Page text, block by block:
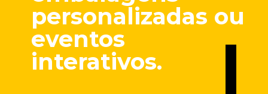
personalizadas ou
eventos
interativos.